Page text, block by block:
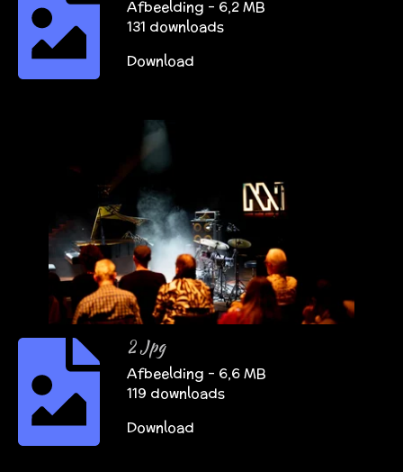
Afbeelding – 6,2 MB
131 downloads
Download
2 Jpg
Afbeelding – 6,6 MB
119 downloads
Download